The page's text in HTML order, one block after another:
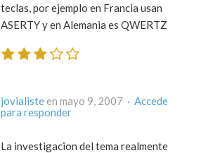
teclas, por ejemplo en Francia usan
ASERTY y en Alemania es QWERTZ
jovialiste en mayo 9, 2007 · Accede
para responder
La investigacion del tema realmente